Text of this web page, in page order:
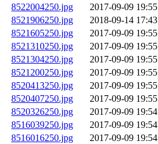
8522004250.jpg
2017-09-09 19:55
8521906250.jpg
2018-09-14 17:43
8521605250.jpg
2017-09-09 19:55
8521310250.jpg
2017-09-09 19:55
8521304250.jpg
2017-09-09 19:55
8521200250.jpg
2017-09-09 19:55
8520413250.jpg
2017-09-09 19:55
8520407250.jpg
2017-09-09 19:55
8520326250.jpg
2017-09-09 19:54
8516039250.jpg
2017-09-09 19:54
8516016250.jpg
2017-09-09 19:54